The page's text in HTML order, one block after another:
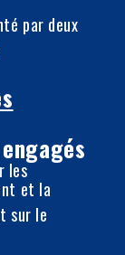
par deux
les
et la
sur le